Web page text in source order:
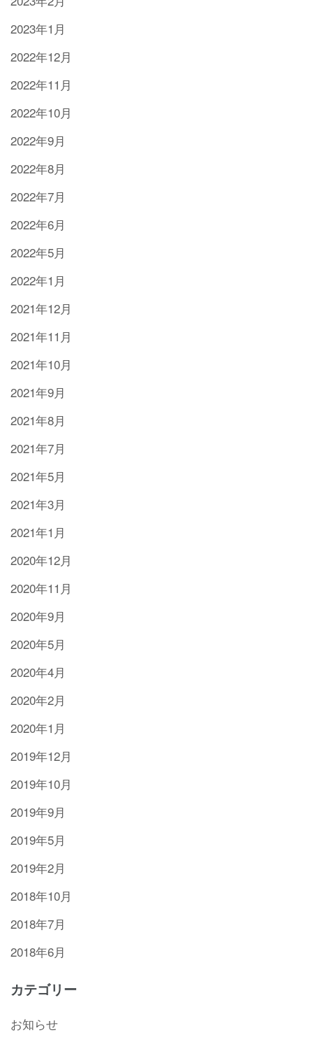
2023年1月
2022年12月
2022年11月
2022年10月
2022年9月
2022年8月
2022年7月
2022年6月
2022年5月
2022年1月
2021年12月
2021年11月
2021年10月
2021年9月
2021年8月
2021年7月
2021年5月
2021年3月
2021年1月
2020年12月
2020年11月
2020年9月
2020年5月
2020年4月
2020年2月
2020年1月
2019年12月
2019年10月
2019年9月
2019年5月
2019年2月
2018年10月
2018年7月
2018年6月
カテゴリー
お知らせ